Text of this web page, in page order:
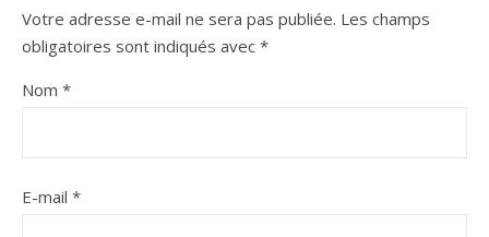
Votre adresse e-mail ne sera pas publiée. Les champs
obligatoires sont indiqués avec *
Nom *
E-mail *